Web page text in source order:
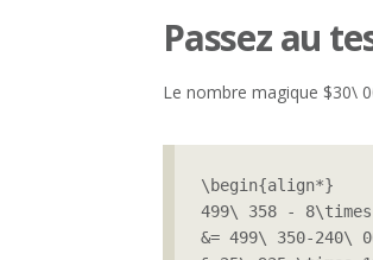
Passez au
Le nombre magique $30\
\begin{align*}
499\ 358 -
&= 499\ 350-240\